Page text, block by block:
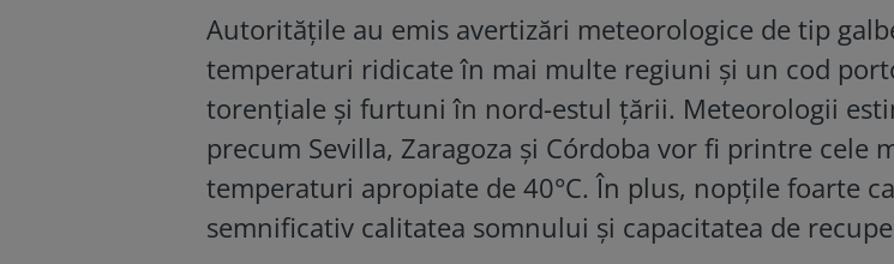
Autoritățile au emis avertizări meteorologice de tip
temperaturi ridicate în mai multe regiuni și un cod
torențiale și furtuni în nord-estul țării. Meteorologii
precum Sevilla, Zaragoza și Córdoba vor fi printre cele
temperaturi apropiate de 40°C. În plus, nopțile foarte
semnificativ calitatea somnului și capacitatea de